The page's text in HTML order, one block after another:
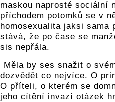
maskou naprosté sociální
příchodem potomků se v
homosexualita jaksi sama
stává, že po čase se
sis nepřála.
Měla by ses snažit o
dozvědět co nejvíce. O
O příteli, o kterém se
jeho cítění invazí otázek